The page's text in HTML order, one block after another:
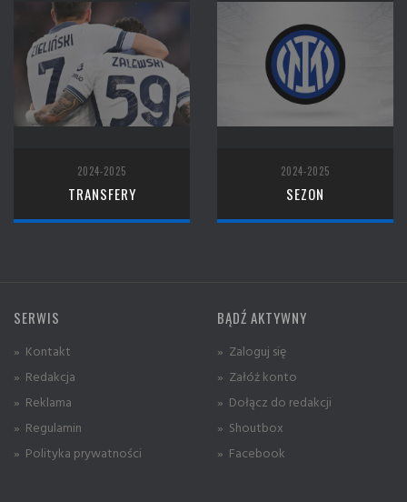
2024-2025
TRANSFERY
2024-2025
SEZON
SERWIS
» Kontakt
» Redakcja
» Reklama
» Regulamin
» Polityka prywatności
BĄDŹ AKTYWNY
» Zaloguj się
» Załóż konto
» Dołącz do redakcji
» Shoutbox
» Facebook